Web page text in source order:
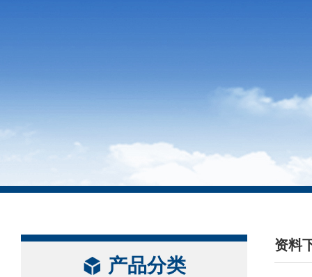
产品分类
资料
/